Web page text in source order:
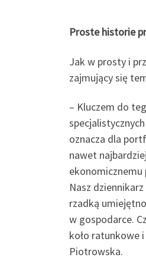
Proste historie
Jak w prosty i
zajmujący się
– Kluczem do
oznacza dla
nawet
ekonomicznemu
Nasz
rzadką
w gospodarce.
koło ratunkowe
Piotrowska.